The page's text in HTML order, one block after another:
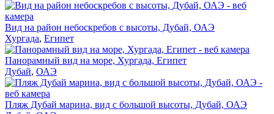
Вид на район небоскребов с высоты, Дубай, ОАЭ
Хургада, Египет
Панорамный вид на море, Хургада, Египет
Дубай, ОАЭ
Пляж Дубай марина, вид с большой высоты, Дубай, ОАЭ